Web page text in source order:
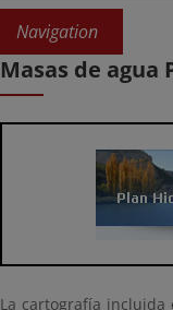
Navigation
Masas de agua
La cartografía